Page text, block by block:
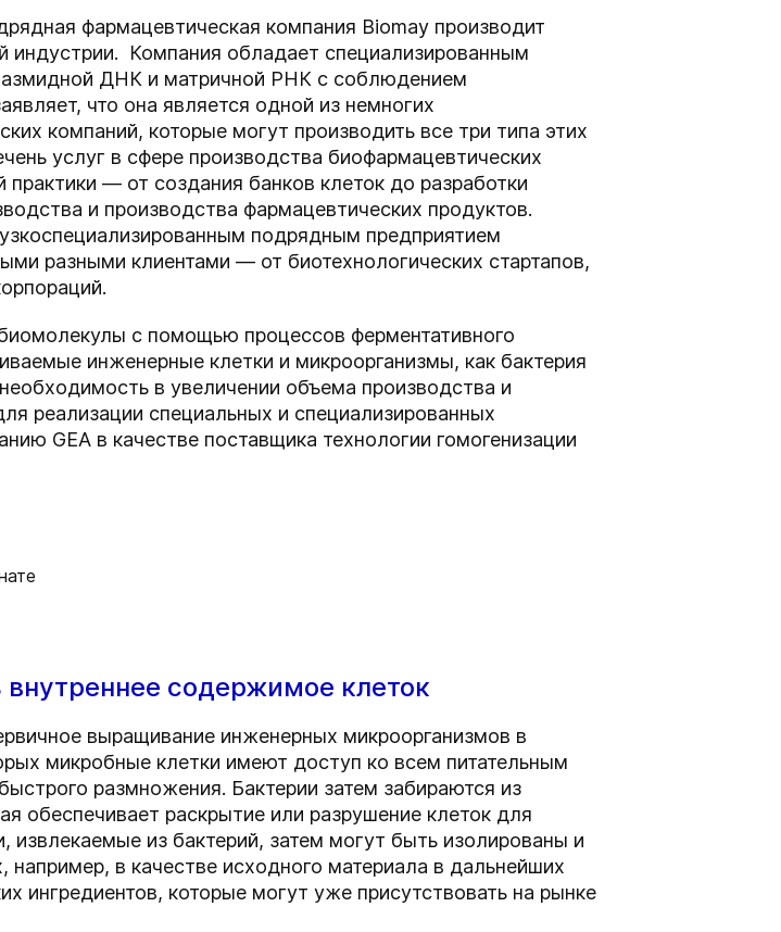
фармацевтическая компания Biomay производит
индустрии.
Компания обладает специализированным
ДНК и матричной РНК с соблюдением
что она является одной из немногих
компаний, которые могут производить все три типа этих
услуг в сфере производства биофармацевтических
— от создания банков клеток до разработки
и производства фармацевтических продуктов.
подрядным предприятием
разными клиентами — от биотехнологических стартапов,
с помощью процессов ферментативного
инженерные клетки и микроорганизмы, как бактерия
в увеличении объема производства и
реализации специальных и специализированных
GEA в качестве поставщика технологии гомогенизации
внутреннее содержимое клеток
выращивание инженерных микроорганизмов в
микробные клетки имеют доступ ко всем питательным
размножения. Бактерии затем забираются из
обеспечивает раскрытие или разрушение клеток для
из бактерий, затем могут быть изолированы и
в качестве исходного материала в дальнейших
ингредиентов, которые могут уже присутствовать на рынке